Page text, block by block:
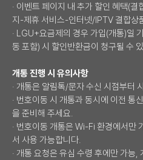
· 이벤트 페이지 내 추가 할인 혜택(결
지-제휴 서비스-인터넷/IPTV 결합상
· LGU+요금제의 경우 가입(개통)일
동 포함) 시 할인반환금이 청구될 수
개통 진행 시 유의사항
· 개통은 알림톡/문자 수신 시점부터
· 번호이동 시 개통과 동시에 이전 통
을 준비해 주세요.
· 번호이동 개통은 Wi-Fi 환경에서만
서 사용 가능합니다.
· 개통 요청은 유심 수령 후에만 가능